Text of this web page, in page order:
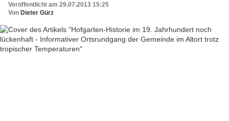
Veröffentlicht am 29.07.2013 15:25
Von Dieter Gürz